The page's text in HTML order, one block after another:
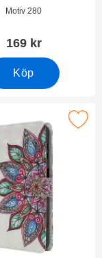
Motiv 280
169 kr
Köp
favorit Sony